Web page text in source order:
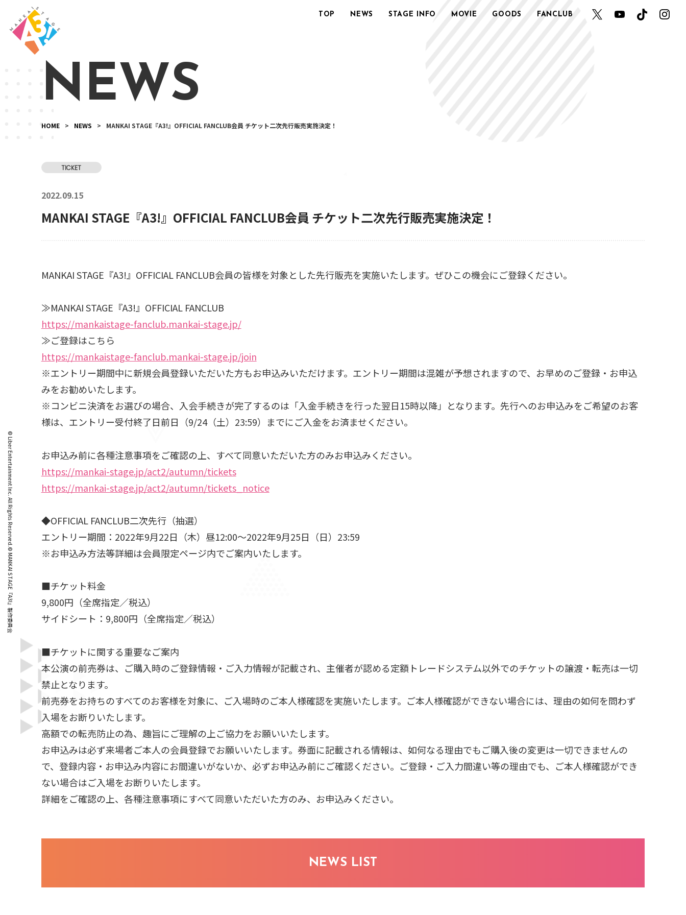
TOP NEWS STAGE INFO MOVIE GOODS FANCLUB
NEWS
HOME > NEWS > MANKAI STAGE『A3!』OFFICIAL FANCLUB会員 チケット二次先行販売実施決定！
TICKET
2022.09.15
MANKAI STAGE『A3!』OFFICIAL FANCLUB会員 チケット二次先行販売実施決定！
MANKAI STAGE『A3!』OFFICIAL FANCLUB会員の皆様を対象とした先行販売を実施いたします。ぜひこの機会にご登録ください。
≫MANKAI STAGE『A3!』OFFICIAL FANCLUB
https://mankaistage-fanclub.mankai-stage.jp/
≫ご登録はこちら
https://mankaistage-fanclub.mankai-stage.jp/join
※エントリー期間中に新規会員登録いただいた方もお申込みいただけます。エントリー期間は混雑が予想されますので、お早めのご登録・お申込
みをお勧めいたします。
※コンビニ決済をお選びの場合、入会手続きが完了するのは「入金手続きを行った翌日15時以降」となります。先行へのお申込みをご希望のお客
様は、エントリー受付終了日前日（9/24（土）23:59）までにご入金をお済ませください。
お申込み前に各種注意事項をご確認の上、すべて同意いただいた方のみお申込みください。
https://mankai-stage.jp/act2/autumn/tickets
https://mankai-stage.jp/act2/autumn/tickets_notice
◆OFFICIAL FANCLUB二次先行（抽選）
エントリー期間：2022年9月22日（木）昼12:00～2022年9月25日（日）23:59
※お申込み方法等詳細は会員限定ページ内でご案内いたします。
■チケット料金
9,800円（全席指定／税込）
サイドシート：9,800円（全席指定／税込）
■チケットに関する重要なご案内
本公演の前売券は、ご購入時のご登録情報・ご入力情報が記載され、主催者が認める定額トレードシステム以外でのチケットの譲渡・転売は一切
禁止となります。
前売券をお持ちのすべてのお客様を対象に、ご入場時のご本人様確認を実施いたします。ご本人様確認ができない場合には、理由の如何を問わず
入場をお断りいたします。
高額での転売防止の為、趣旨にご理解の上ご協力をお願いいたします。
お申込みは必ず来場者ご本人の会員登録でお願いいたします。券面に記載される情報は、如何なる理由でもご購入後の変更は一切できませんの
で、登録内容・お申込み内容にお間違いがないか、必ずお申込み前にご確認ください。ご登録・ご入力間違い等の理由でも、ご本人様確認ができ
ない場合はご入場をお断りいたします。
詳細をご確認の上、各種注意事項にすべて同意いただいた方のみ、お申込みください。
NEWS LIST
© Liber Entertainment Inc. All Rights Reserved.
© MANKAI STAGE『A3!』製作委員会